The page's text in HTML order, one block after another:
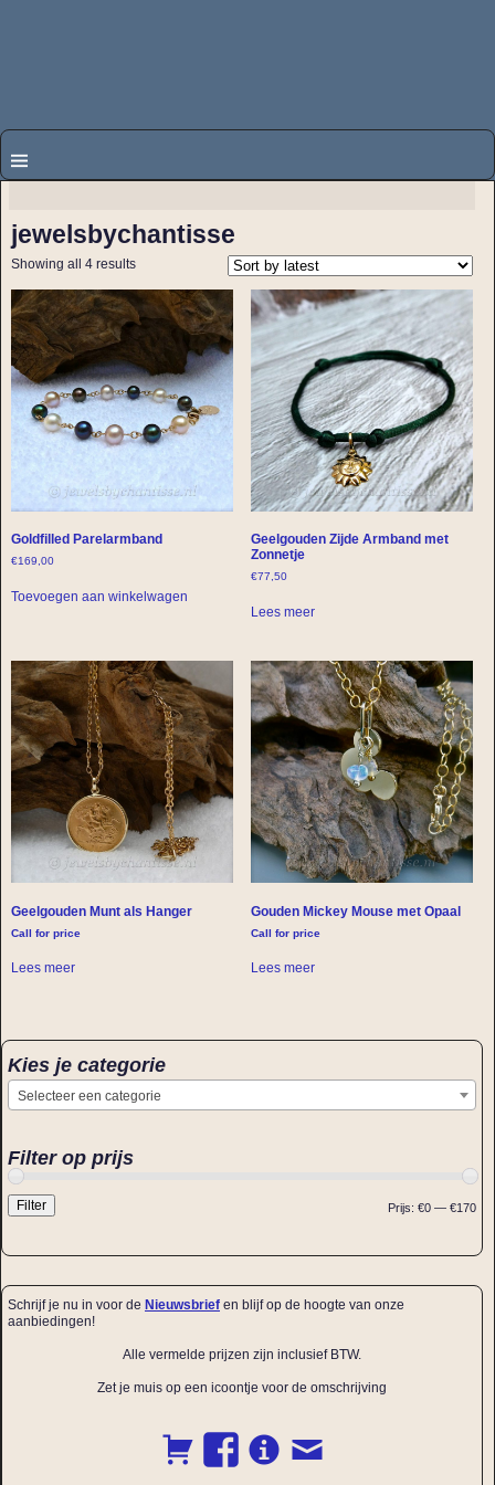
jewelsbychantisse
Showing all 4 results
Goldfilled Parelarmband
€169,00
Toevoegen aan winkelwagen
Geelgouden Zijde Armband met
Zonnetje
€77,50
Lees meer
Geelgouden Munt als Hanger
Call for price
Lees meer
Gouden Mickey Mouse met Opaal
Call for price
Lees meer
Kies je categorie
Selecteer een categorie
Filter op prijs
Filter Prijs: €0 — €170
Schrijf je nu in voor de Nieuwsbrief en blijf op de hoogte van onze
aanbiedingen!
Alle vermelde prijzen zijn inclusief BTW.
Zet je muis op een icoontje voor de omschrijving